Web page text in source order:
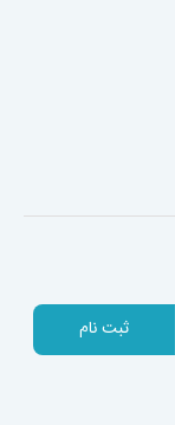
ثبت نام